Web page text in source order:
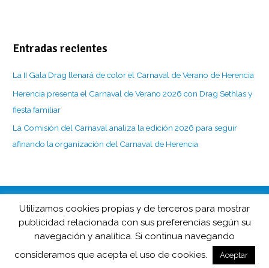
Entradas recientes
La II Gala Drag llenará de color el Carnaval de Verano de Herencia
Herencia presenta el Carnaval de Verano 2026 con Drag Sethlas y
fiesta familiar
La Comisión del Carnaval analiza la edición 2026 para seguir
afinando la organización del Carnaval de Herencia
CarnavaldeHerencia.es es la web de información de esta popular
fiesta manchega desarrollada por
Barco de Colegas y D.O. Carnaval de Herencia en colaboración
conHerencia.net.
Utilizamos cookies propias y de terceros para mostrar
publicidad relacionada con sus preferencias según su
navegación y analítica. Si continua navegando
consideramos que acepta el uso de cookies.
Aceptar